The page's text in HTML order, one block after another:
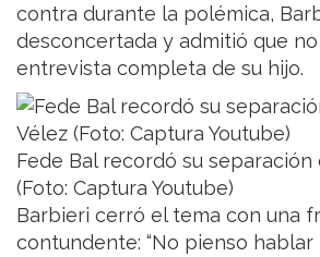
contra durante la polémica,
desconcertada y admitió que
entrevista completa de su hijo.
Fede Bal recordó su separación
(Foto: Captura Youtube)
Barbieri cerró el tema con una
contundente: “No pienso